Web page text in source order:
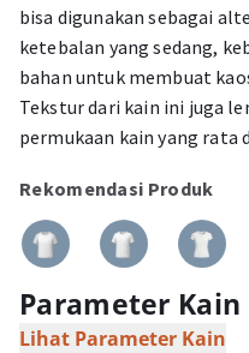
bisa digunakan sebagai
ketebalan yang sedang,
bahan untuk membuat
Tekstur dari kain ini juga
permukaan kain yang rata
Rekomendasi Produk
Parameter Kain
Lihat Parameter Kain